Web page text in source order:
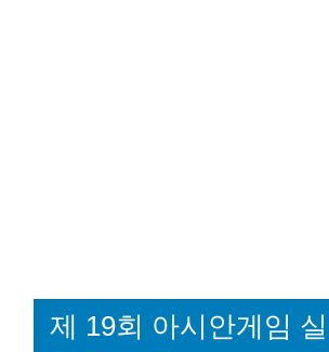
제 19회 아시안게임